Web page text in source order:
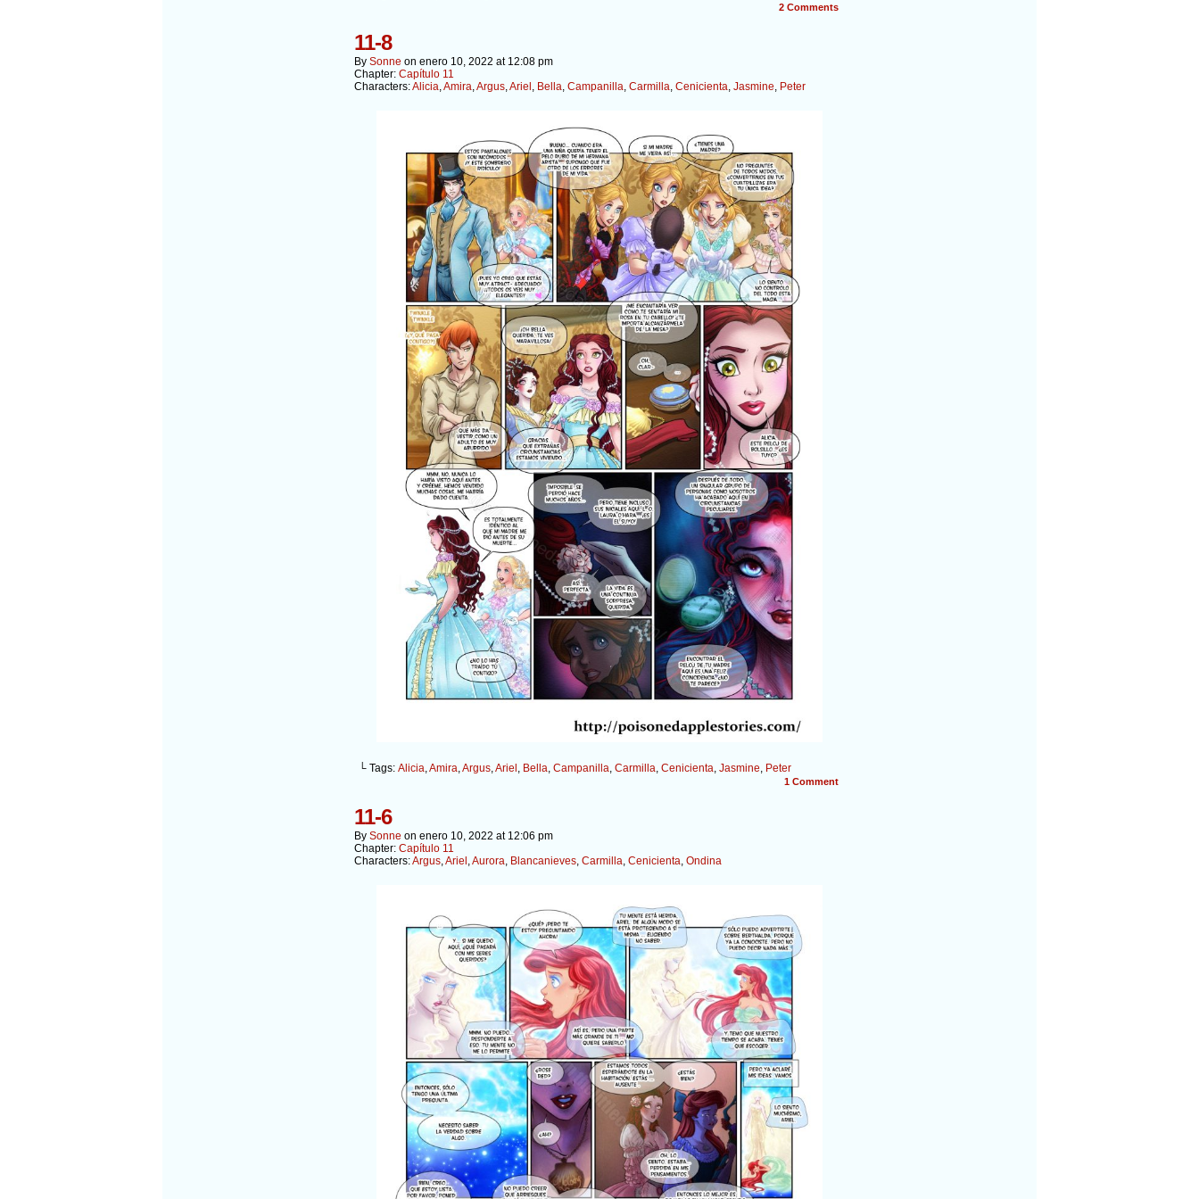
2 Comments
11-8
By Sonne on enero 10, 2022 at 12:08 pm
Chapter: Capítulo 11
Characters:Alicia,Amira,Argus,Ariel , Bella, Campanilla, Carmilla, Cenicienta, Jasmine, Peter
└ Tags: Alicia Amira Argus Ariel Bella Campanilla Carmilla Cenicienta Jasmine Peter
1 Comment
11-6
By Sonne on enero 10, 2022 at 12:06 pm
Chapter: Capítulo 11
Characters:Argus Ariel Aurora Blancanieves Carmilla Cenicienta Ondina